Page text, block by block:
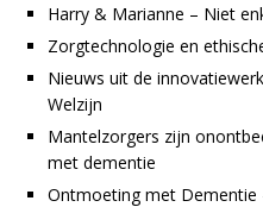
Harry & Marianne – Niet
Zorgtechnologie en
Nieuws uit de
Welzijn
Mantelzorgers zijn
met dementie
Ontmoeting met Dementie